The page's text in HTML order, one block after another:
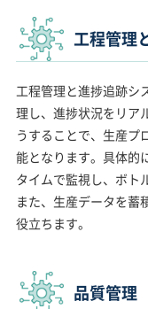
工程管理
工程管理と進捗追跡シ
理し、進捗状況をリア
うすることで、生産プ
能となります。具体的
タイムで監視し、ボト
また、生産データを蓄
役立ちます。
品質管理